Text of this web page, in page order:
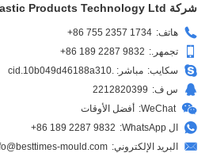
شركة Best Times Mould & Plastic Products Technology Ltd.
هاتف: +86 755 2357 1734
تجمهر.: +86 189 2287 9832
سكايب: مباشر: .cid.10b049d46188a310
س ف: 2212820399
WeChat: أفضل الأوقات
ال WhatsApp:
+86 189 2287 9832
البريد الإلكتروني: mould.com